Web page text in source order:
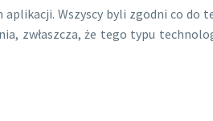
Wszyscy byli zgodni co
zwłaszcza, że tego typu